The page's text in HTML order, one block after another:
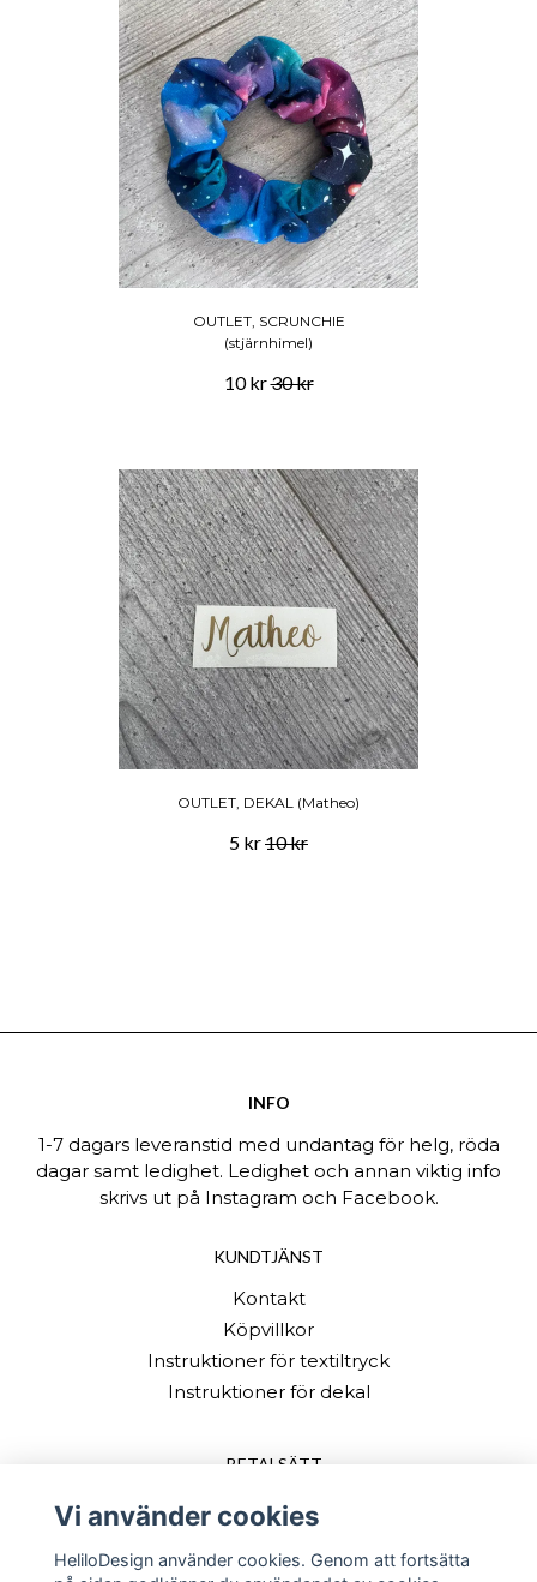
OUTLET, SCRUNCHIE
(stjärnhimel)
10 kr30 kr
OUTLET, DEKAL (Matheo)
5 kr10 kr
INFO
1-7 dagars leveranstid med undantag för helg, röda
dagar samt ledighet. Ledighet och annan viktig info
skrivs ut på Instagram och Facebook.
KUNDTJÄNST
Kontakt
Köpvillkor
Instruktioner för textiltryck
Instruktioner för dekal
BETALSÄTT
Vi använder cookies
HeliloDesign använder cookies. Genom att fortsätta